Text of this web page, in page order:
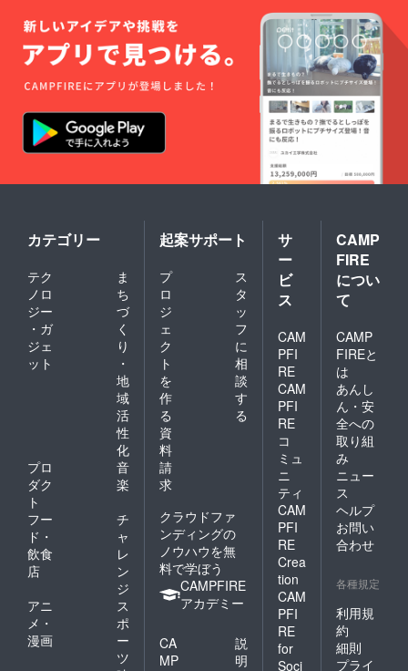
カテゴリー
テク
ノロ
ジー
・ガ
ジェ
ット
ま
ち
づ
く
り
・
地
域
活
性
化
プロ
ダク
ト
音
楽
フー
ド・
飲食
店
チ
ャ
レ
ン
ジ
アニ
メ・
漫画
ス
ポ
ー
ツ
起案サポート
プ
ロ
ジ
ェ
ク
ト
を
作
る
ス
タ
ッ
フ
に
相
談
す
る
資
料
請
求
クラウドファ
ンディングの
ノウハウを無
料で学ぼう
CAMPFIRE
アカデミー
CA
MP
説
明
サ
ー
ビ
ス
CAM
PFI
RE
CAM
PFI
RE
コ
ミュ
ニ
ティ
CAM
PFI
RE
Crea
tion
CAM
PFI
RE
for
Soci
CAMP
FIRE
につい
て
CAMP
FIREと
は
あんし
ん・安
全への
取り組
み
ニュー
ス
ヘルプ
お問い
合わせ
各種規定
利用規
約
細則
プライ